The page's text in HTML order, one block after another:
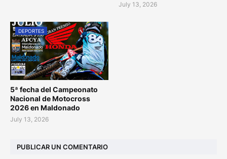
July 13, 2026
DEPORTES
5ª fecha del Campeonato
Nacional de Motocross
2026 en Maldonado
July 13, 2026
PUBLICAR UN COMENTARIO